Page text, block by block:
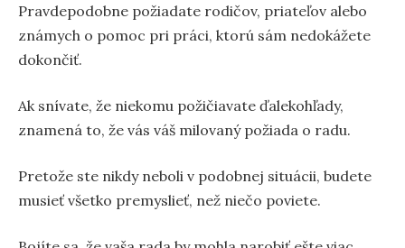
Pravdepodobne požiadate rodičov, priateľov alebo
známych o pomoc pri práci, ktorú sám nedokážete
dokončiť.
Ak snívate, že niekomu požičiavate ďalekohľady,
znamená to, že vás váš milovaný požiada o radu.
Pretože ste nikdy neboli v podobnej situácii, budete
musieť všetko premyslieť, než niečo poviete.